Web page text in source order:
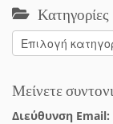
Κατηγορίες
Κατηγορίες
Μείνετε
Διεύθυνση Email: